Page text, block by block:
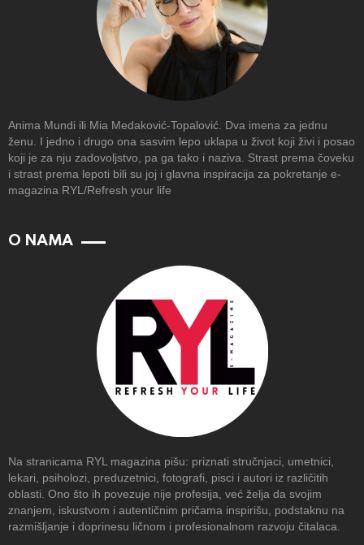
Anima Mundi ili Mia Medaković-Topalović. Dva imena za jednu
ženu. I jedno i drugo ona sasvim lepo uklapa u život koji živi i posao
koji je za nju zadovoljstvo, pa ga tako i naziva. Strast prema čoveku
i strast prema lepoti bili su joj i glavna inspiracija za pokretanje e-
magazina RYL/Refresh your life
O NAMA
Na stranicama RYL magazina pišu: priznati stručnjaci, umetnici,
lekari, psiholozi, preduzetnici, fotografi, pisci i autori iz različitih
oblasti. Ono što ih povezuje nije profesija, već želja da svojim
znanjem, iskustvom i autentičnim pričama inspirišu, podstaknu na
razmišljanje i doprinesu ličnom i profesionalnom razvoju čitalaca.